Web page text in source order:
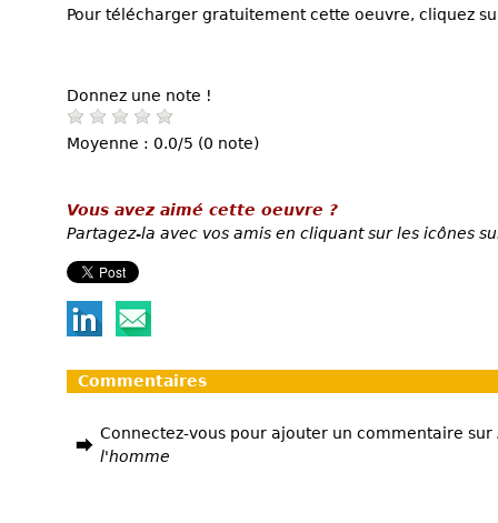
Pour télécharger gratuitement cette oeuvre, cliquez
Donnez une note !
Moyenne : 0.0/5 (0 note)
Vous avez aimé cette oeuvre ?
Partagez-la avec vos amis en cliquant sur les icônes
Commentaires
Connectez-vous pour ajouter un commentaire sur
l'homme